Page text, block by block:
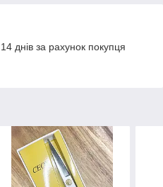
днів за рахунок покупця